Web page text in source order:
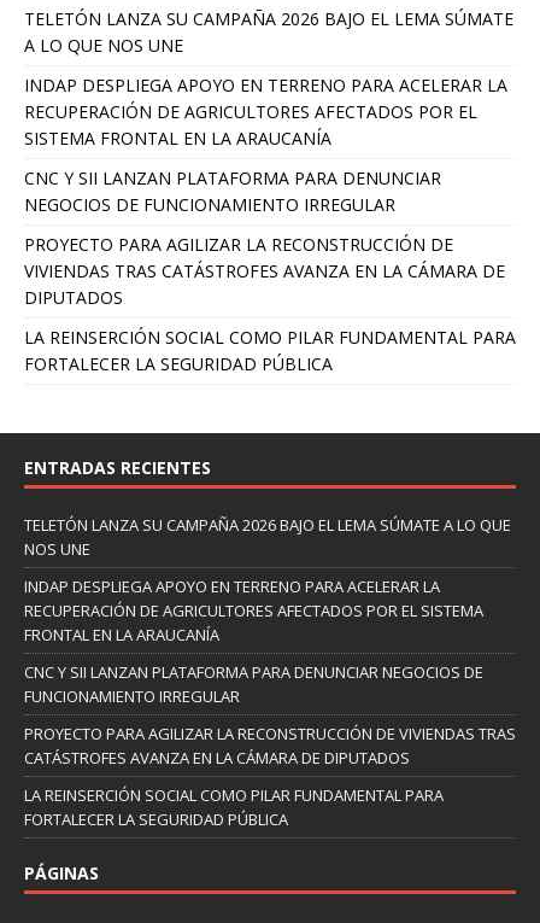
TELETÓN LANZA SU CAMPAÑA 2026 BAJO EL LEMA SÚMATE
A LO QUE NOS UNE
INDAP DESPLIEGA APOYO EN TERRENO PARA ACELERAR LA
RECUPERACIÓN DE AGRICULTORES AFECTADOS POR EL
SISTEMA FRONTAL EN LA ARAUCANÍA
CNC Y SII LANZAN PLATAFORMA PARA DENUNCIAR
NEGOCIOS DE FUNCIONAMIENTO IRREGULAR
PROYECTO PARA AGILIZAR LA RECONSTRUCCIÓN DE
VIVIENDAS TRAS CATÁSTROFES AVANZA EN LA CÁMARA DE
DIPUTADOS
LA REINSERCIÓN SOCIAL COMO PILAR FUNDAMENTAL PARA
FORTALECER LA SEGURIDAD PÚBLICA
ENTRADAS RECIENTES
TELETÓN LANZA SU CAMPAÑA 2026 BAJO EL LEMA SÚMATE A LO QUE
NOS UNE
INDAP DESPLIEGA APOYO EN TERRENO PARA ACELERAR LA
RECUPERACIÓN DE AGRICULTORES AFECTADOS POR EL SISTEMA
FRONTAL EN LA ARAUCANÍA
CNC Y SII LANZAN PLATAFORMA PARA DENUNCIAR NEGOCIOS DE
FUNCIONAMIENTO IRREGULAR
PROYECTO PARA AGILIZAR LA RECONSTRUCCIÓN DE VIVIENDAS TRAS
CATÁSTROFES AVANZA EN LA CÁMARA DE DIPUTADOS
LA REINSERCIÓN SOCIAL COMO PILAR FUNDAMENTAL PARA
FORTALECER LA SEGURIDAD PÚBLICA
PÁGINAS